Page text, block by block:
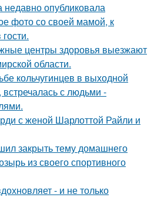
недавно опубликовала
фото со своей мамой, к
центры здоровья выезжают
области.
кольчугинцев в выходной
встречалась с людьми -
с женой Шарлоттой Райли и
закрыть тему домашнего
из своего спортивного
- и не только